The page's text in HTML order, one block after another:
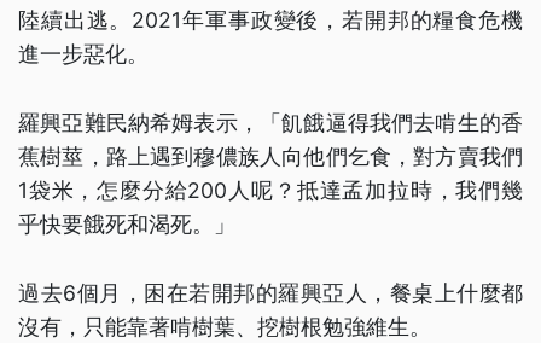
陸續出逃。2021年軍事政變後，若開邦的糧食危機
進一步惡化。
羅興亞難民納希姆表示，「飢餓逼得我們去啃生的香
蕉樹莖，路上遇到穆儂族人向他們乞食，對方賣我們
1袋米，怎麼分給200人呢？抵達孟加拉時，我們幾
乎快要餓死和渴死。」
過去6個月，困在若開邦的羅興亞人，餐桌上什麼都
沒有，只能靠著啃樹葉、挖樹根勉強維生。